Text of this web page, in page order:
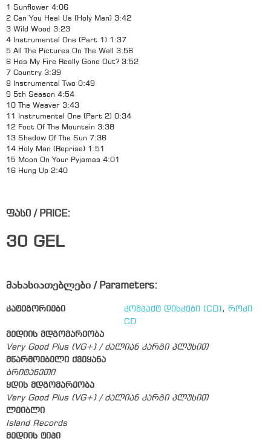
1 Sunflower 4:06
2 Can You Heal Us (Holy Man) 3:42
3 Wild Wood 3:23
4 Instrumental One (Part 1) 1:37
5 All The Pictures On The Wall 3:56
6 Has My Fire Really Gone Out? 3:52
7 Country 3:39
8 Instrumental Two 0:49
9 5th Season 4:54
10 The Weaver 3:43
11 Instrumental One (Part 2) 0:34
12 Foot Of The Mountain 3:38
13 Shadow Of The Sun 7:36
14 Holy Man (Reprise) 1:51
15 Moon On Your Pyjamas 4:01
16 Hung Up 2:40
ფასი / PRICE:
30 GEL
მახასიათებლები / Parameters:
კატეგორიები კომპაქტ დისკები (CD),როკი
CD
მედიის მდგომარეობა
Very Good Plus (VG+) / ძალიან კარგი პლუსით
მწარმოებელი ქვეყანა
ბრიტანეთი
ყდის მდგომარეობა
Very Good Plus (VG+) / ძალიან კარგი პლუსით
ლეიბლი
Island Records
მედიის ტიპი